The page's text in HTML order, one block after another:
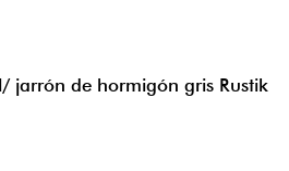
jarrón de hormigón gris Rustik